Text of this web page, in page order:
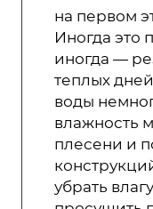
на первом
Иногда это
иногда —
теплых
воды
влажность
плесени и
убрать